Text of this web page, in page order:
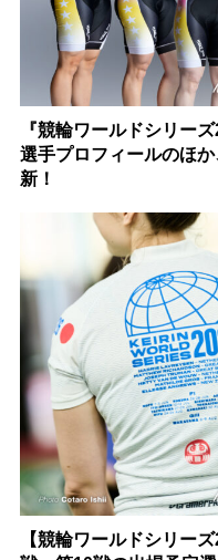
『競輪ワールドシリー
選手プロフィールのほ
新！
【競輪ワールドシリー